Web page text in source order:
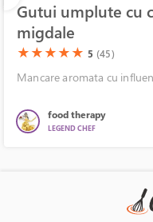
Gutui umplute cu
migdale
(*)
★(*)
★(*)
★(*)
★(*)
★ 5 (45)
Mancare aromata cu
food therapy
LEGEND CHEF